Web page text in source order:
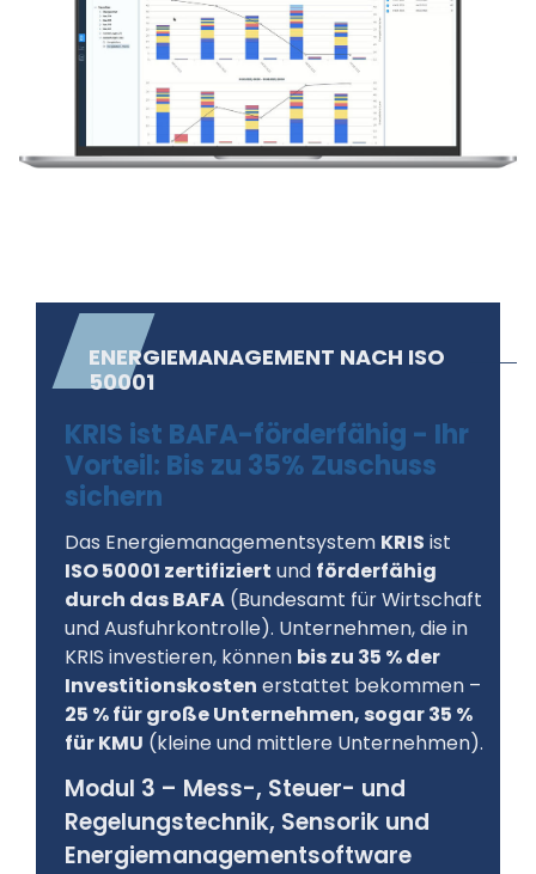
ENERGIEMANAGEMENT NACH ISO
50001
KRIS ist BAFA-förderfähig - Ihr
Vorteil: Bis zu 35% Zuschuss
sichern
Das Energiemanagementsystem KRIS ist
ISO 50001 zertifiziert und förderfähig
durch das BAFA (Bundesamt für Wirtschaft
und Ausfuhrkontrolle). Unternehmen, die in
KRIS investieren, können bis zu 35 % der
Investitionskosten erstattet bekommen –
25 % für große Unternehmen, sogar 35 %
für KMU (kleine und mittlere Unternehmen).
Modul 3 – Mess-, Steuer- und
Regelungstechnik, Sensorik und
Energiemanagementsoftware